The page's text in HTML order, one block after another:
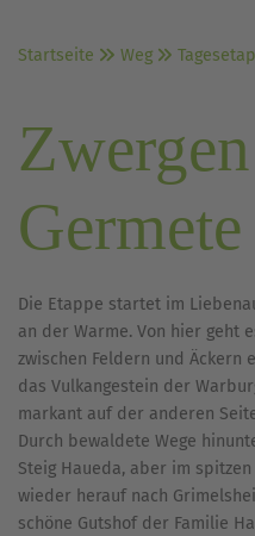
Startseite Weg
Germete
Die Etappe startet im
an der Warme. Von hier geht
zwischen Feldern und Äckern
das Vulkangestein der
markant auf der anderen
Durch bewaldete Wege
Steig Haueda, aber im
wieder herauf nach
schöne Gutshof der Familie